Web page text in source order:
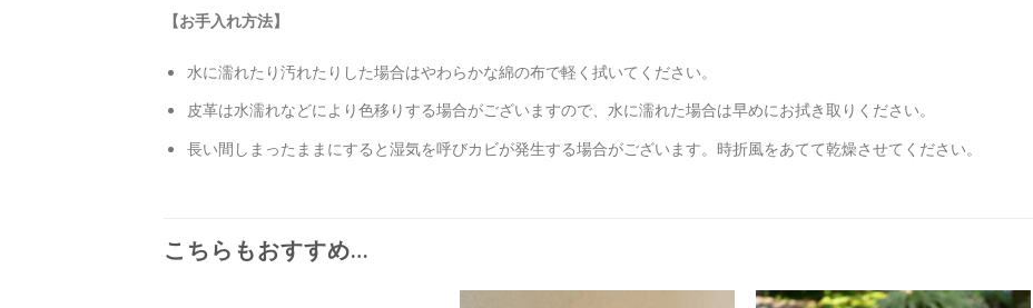
【お手入れ方法】
水に濡れたり汚れたりした場合はやわらかな綿の布で軽く拭いてください。
皮革は水濡れなどにより色移りする場合がございますので、水に濡れた場合は早めにお拭き取りください。
長い間しまったままにすると湿気を呼びカビが発生する場合がございます。時折風をあてて乾燥させてください。
こちらもおすすめ…